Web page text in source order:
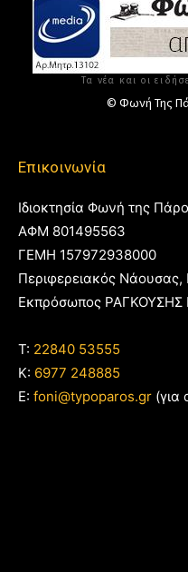
Τα νέα και οι
© Φωνή Της
Επικοινωνία
Ιδιοκτησία Φωνή της
ΑΦΜ 801495563
ΓΕΜΗ 157972938000
Περιφερειακός
Εκπρόσωπος ΡΑΓΚΟΥΣΗΣ
T: 22840 53555
Κ: 6977 248885
E: foni@typoparos.gr (για